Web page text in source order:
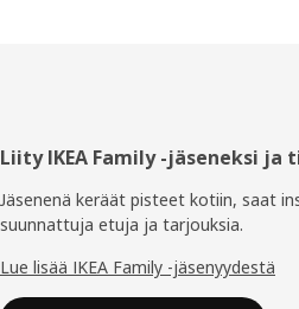
Alatunniste
Liity IKEA Family -jäseneksi
Jäsenenä keräät pisteet kotiin, saat
suunnattuja etuja ja tarjouksia.​
Lue lisää IKEA Family -jäsenyydestä